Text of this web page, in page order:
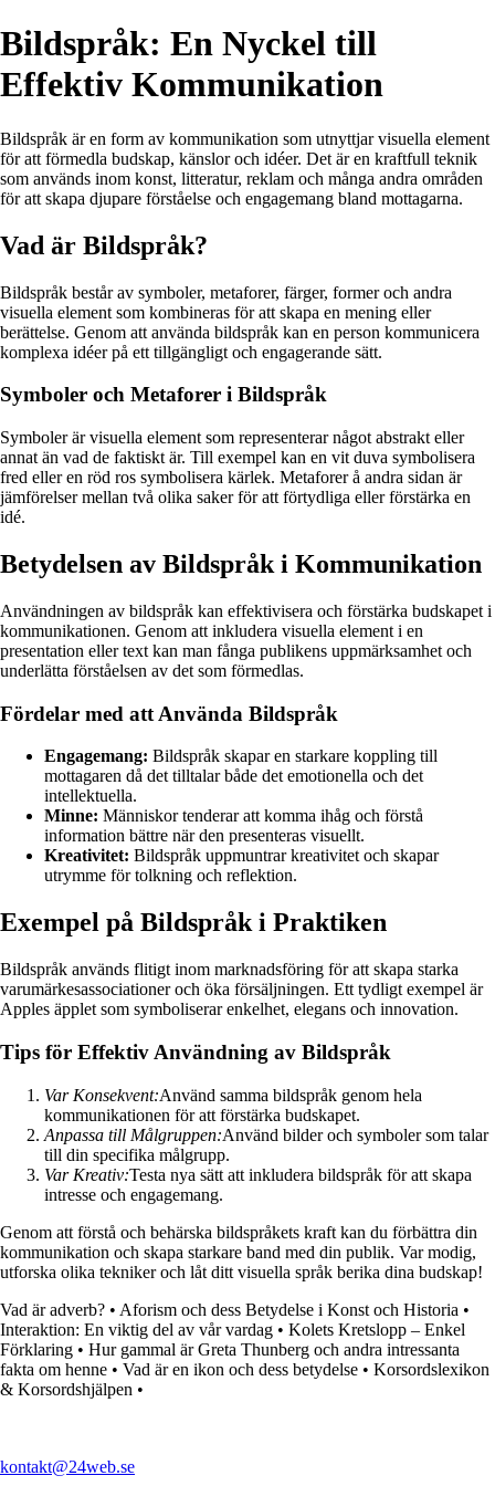
Bildspråk: En Nyckel till
Effektiv Kommunikation
Bildspråk är en form av kommunikation som utnyttjar visuella element
för att förmedla budskap, känslor och idéer. Det är en kraftfull teknik
som används inom konst, litteratur, reklam och många andra områden
för att skapa djupare förståelse och engagemang bland mottagarna.
Vad är Bildspråk?
Bildspråk består av symboler, metaforer, färger, former och andra
visuella element som kombineras för att skapa en mening eller
berättelse. Genom att använda bildspråk kan en person kommunicera
komplexa idéer på ett tillgängligt och engagerande sätt.
Symboler och Metaforer i Bildspråk
Symboler är visuella element som representerar något abstrakt eller
annat än vad de faktiskt är. Till exempel kan en vit duva symbolisera
fred eller en röd ros symbolisera kärlek. Metaforer å andra sidan är
jämförelser mellan två olika saker för att förtydliga eller förstärka en
idé.
Betydelsen av Bildspråk i Kommunikation
Användningen av bildspråk kan effektivisera och förstärka budskapet i
kommunikationen. Genom att inkludera visuella element i en
presentation eller text kan man fånga publikens uppmärksamhet och
underlätta förståelsen av det som förmedlas.
Fördelar med att Använda Bildspråk
Engagemang: Bildspråk skapar en starkare koppling till
mottagaren då det tilltalar både det emotionella och det
intellektuella.
Minne: Människor tenderar att komma ihåg och förstå
information bättre när den presenteras visuellt.
Kreativitet: Bildspråk uppmuntrar kreativitet och skapar
utrymme för tolkning och reflektion.
Exempel på Bildspråk i Praktiken
Bildspråk används flitigt inom marknadsföring för att skapa starka
varumärkesassociationer och öka försäljningen. Ett tydligt exempel är
Apples äpplet som symboliserar enkelhet, elegans och innovation.
Tips för Effektiv Användning av Bildspråk
Var Konsekvent:Använd samma bildspråk genom hela
kommunikationen för att förstärka budskapet.
Anpassa till Målgruppen:Använd bilder och symboler som talar
till din specifika målgrupp.
Var Kreativ:Testa nya sätt att inkludera bildspråk för att skapa
intresse och engagemang.
Genom att förstå och behärska bildspråkets kraft kan du förbättra din
kommunikation och skapa starkare band med din publik. Var modig,
utforska olika tekniker och låt ditt visuella språk berika dina budskap!
Vad är adverb? • Aforism och dess Betydelse i Konst och Historia •
Interaktion: En viktig del av vår vardag • Kolets Kretslopp – Enkel
Förklaring • Hur gammal är Greta Thunberg och andra intressanta
fakta om henne • Vad är en ikon och dess betydelse • Korsordslexikon
& Korsordshjälpen •
kontakt@24web.se